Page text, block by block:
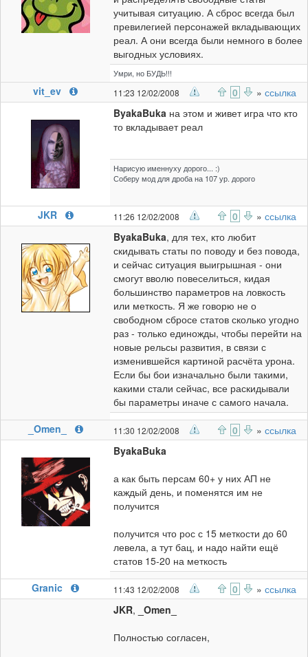
учитывая ситуацию. А сброс всегда был
превилегией персонажей вкладывающих
реал. А они всегда были немного в более
выгодных условиях.
Умри, но БУДЬ!!!
vit_ev 11:23 12/02/2008 0 » ссылка
ByakaBuka на этом и живет игра что кто
то вкладывает реал
Нарисую именнуху дорого... :)
Соберу мод для дроба на 107 ур. дорого
JKR 11:26 12/02/2008 0 » ссылка
ByakaBuka, для тех, кто любит
скидывать статы по поводу и без повода,
и сейчас ситуация выигрышная - они
смогут вволю повеселиться, кидая
большинство параметров на ловкость
или меткость. Я же говорю не о
свободном сбросе статов сколько угодно
раз - только единожды, чтобы перейти на
новые рельсы развития, в связи с
изменившейся картиной расчёта урона.
Если бы бои изначально были такими,
какими стали сейчас, все раскидывали
бы параметры иначе с самого начала.
_Omen_
11:30 12/02/2008 0 » ссылка
ByakaBuka
а как быть персам 60+ у них АП не
каждый день, и поменятся им не
получится
получится что рос с 15 меткости до 60
левела, а тут бац, и надо найти ещё
статов 15-20 на меткость
Granic
11:43 12/02/2008 0 » ссылка
JKR,
_Omen_
Полностью согласен,